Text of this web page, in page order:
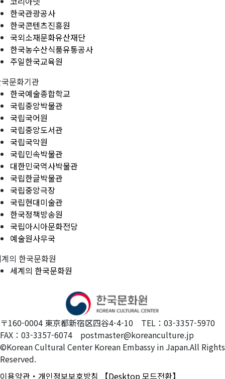
한국관광공사
한국콘텐츠진흥원
국외소재문화유산재단
한국농수산식품유통공사
주일한국교육원
문화기관
한국예술종합학교
국립중앙박물관
국립국어원
국립중앙도서관
국립국악원
국립민속박물관
대한민국역사박물관
국립한글박물관
국립중앙극장
국립현대미술관
한국정책방송원
국립아시아문화전당
예술원사무국
의 한국문화원
세계의 한국문화원
〒160-0004 東京都新宿区四谷4-4-10 TEL：03-3357-5970
FAX：03-3357-6074 postmaster@koreanculture.jp
©Korean Cultural Center Korean Embassy in Japan.All Rights
Reserved.
이용약관・개인정보보호방침
【Desktop 모드전환】